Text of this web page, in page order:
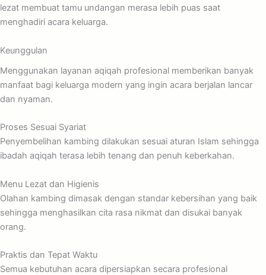
lezat membuat tamu undangan merasa lebih puas saat
menghadiri acara keluarga.
Keunggulan
Menggunakan layanan aqiqah profesional memberikan banyak
manfaat bagi keluarga modern yang ingin acara berjalan lancar
dan nyaman.
Proses Sesuai Syariat
Penyembelihan kambing dilakukan sesuai aturan Islam sehingga
ibadah aqiqah terasa lebih tenang dan penuh keberkahan.
Menu Lezat dan Higienis
Olahan kambing dimasak dengan standar kebersihan yang baik
sehingga menghasilkan cita rasa nikmat dan disukai banyak
orang.
Praktis dan Tepat Waktu
Semua kebutuhan acara dipersiapkan secara profesional